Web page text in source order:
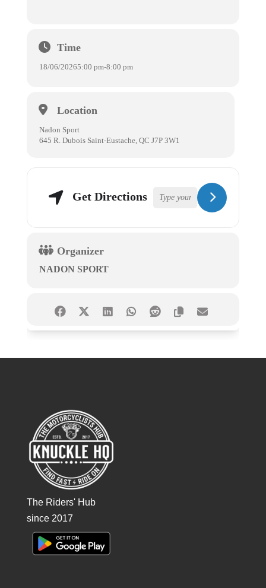
Time
18/06/20265:00 pm-8:00 pm
Location
Nadon Sport
645 R. Dubois Saint-Eustache, QC J7P 3W1
Get Directions
Organizer
NADON SPORT
The Riders' Hub
since 2017